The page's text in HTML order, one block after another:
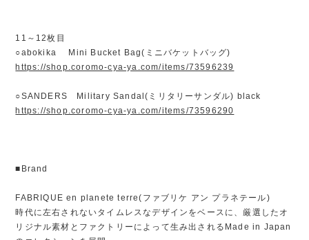
11～12枚目
○abokika Mini Bucket Bag(ミニバケットバッグ)
https://shop.coromo-cya-ya.com/items/73596239
○SANDERS Military Sandal(ミリタリーサンダル) black
https://shop.coromo-cya-ya.com/items/73596290
■Brand
FABRIQUE en planete terre(ファブリケ アン プラネテール)
時代に左右されないタイムレスなデザインをベースに、厳選したオ
リジナル素材とファクトリーによって生み出されるMade in Japan